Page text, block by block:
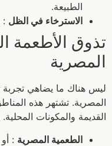
الطبيعة.
الاسترخاء في الظل :
تذوق الأطعمة
المصرية
ليس هناك ما يضاهي تجربة
المصرية. تشتهر هذه
القديمة والمكونات
الطعمية المصرية :